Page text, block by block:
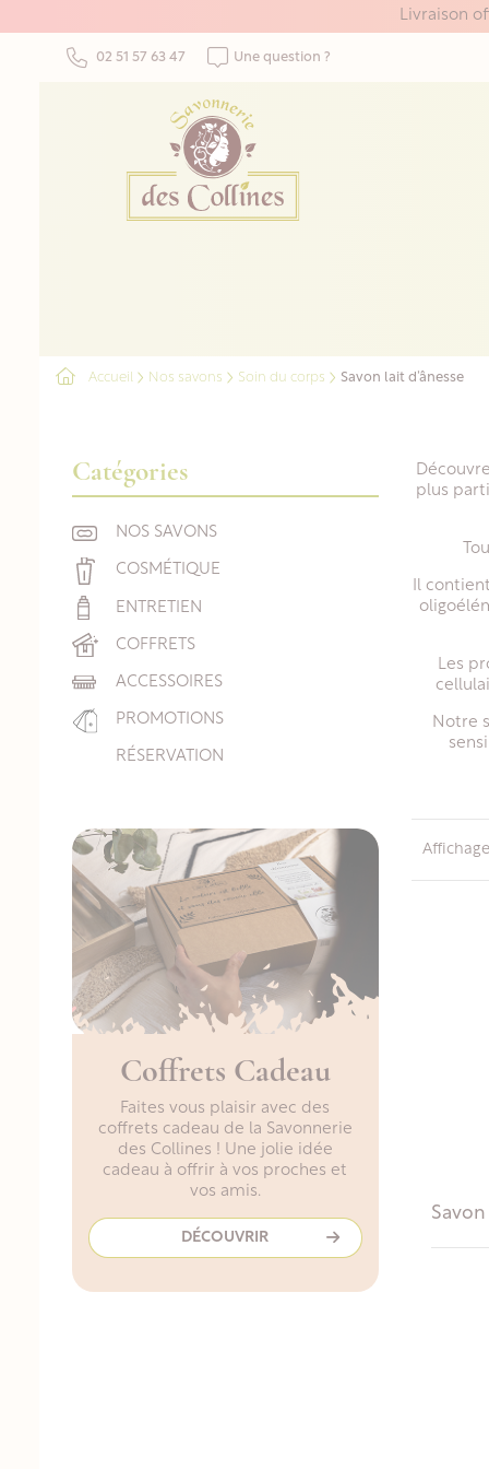
Livraison
02 51 57 63 47 Une question ?
Accueil Nos savons Soin du corps Savon lait d’ânesse
Catégories
NOS SAVONS
COSMÉTIQUE
ENTRETIEN
COFFRETS
ACCESSOIRES
PROMOTIONS
RÉSERVATION
Coffrets Cadeau
Faites vous plaisir avec des
coffrets cadeau de la Savonnerie
des Collines ! Une jolie idée
cadeau à offrir à vos proches et
vos amis.
DÉCOUVRIR
plus
Il
Les
Notre